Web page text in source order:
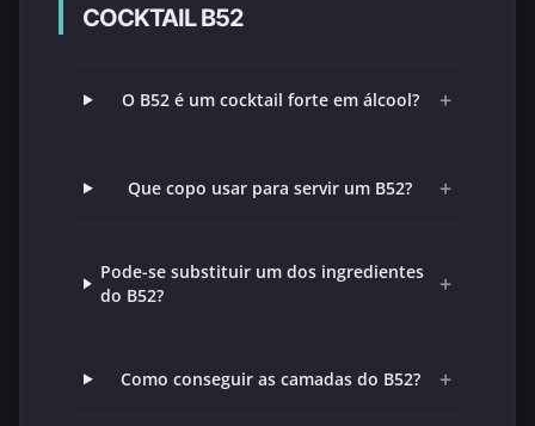
COCKTAIL B52
O B52 é um cocktail forte em álcool? +
Que copo usar para servir um B52? +
Pode-se substituir um dos ingredientes
do B52?
+
Como conseguir as camadas do B52? +